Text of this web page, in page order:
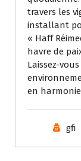
travers les
installant
« Haff
havre de
Laissez-
en
gfi